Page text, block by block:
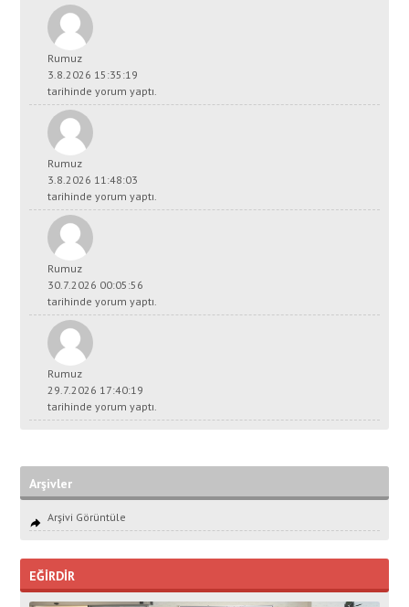
Rumuz
3.8.2026 15:35:19
tarihinde yorum yaptı.
Rumuz
3.8.2026 11:48:03
tarihinde yorum yaptı.
Rumuz
30.7.2026 00:05:56
tarihinde yorum yaptı.
Rumuz
29.7.2026 17:40:19
tarihinde yorum yaptı.
Arşivler
Arşivi Görüntüle
EĞİRDİR